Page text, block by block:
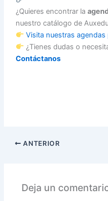
¿Quieres encontrar la
nuestro catálogo de
Visita nuestras agendas
¿Tienes dudas o
Contáctanos
ANTERIOR
Deja un